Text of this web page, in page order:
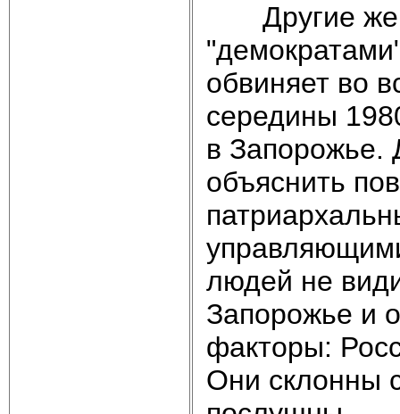
Другие же
обвиняет во
середины
в Запорожье.
объяснить
людей не
Запорожье и
факторы:
Они склонны